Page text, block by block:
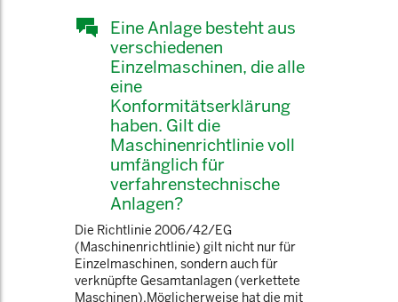
Eine Anlage besteht aus
verschiedenen
Einzelmaschinen, die alle
eine
Konformitätserklärung
haben. Gilt die
Maschinenrichtlinie voll
umfänglich für
verfahrenstechnische
Anlagen?
Die Richtlinie 2006/42/EG
(Maschinenrichtlinie) gilt nicht nur für
Einzelmaschinen, sondern auch für
verknüpfte Gesamtanlagen (verkettete
Maschinen).Möglicherweise hat die mit